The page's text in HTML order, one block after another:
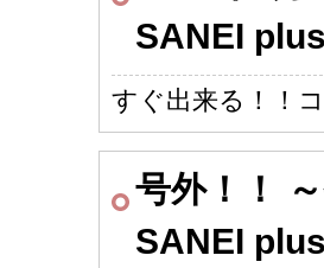
SANEI plus
すぐ出来る！！
号外！！
SANEI plus